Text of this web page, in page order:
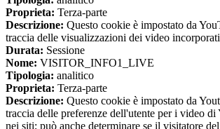
Proprieta: Terza-parte
Descrizione: Questo cookie è impostato da
traccia delle visualizzazioni dei video
Durata: Sessione
Nome: VISITOR_INFO1_LIVE
Tipologia: analitico
Proprieta: Terza-parte
Descrizione: Questo cookie è impostato da
traccia delle preferenze dell'utente per i video di
nei siti; può anche determinare se il visitatore